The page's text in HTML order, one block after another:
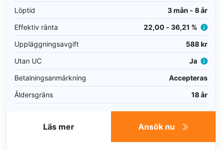
Löptid
3 mån - 8 år
Effektiv ränta
22,00 - 36,21 %
Uppläggningsavgift
588 kr
Utan UC
Ja
Betalningsanmärkning
Accepteras
Åldersgräns
18 år
Ansök nu
Läs mer